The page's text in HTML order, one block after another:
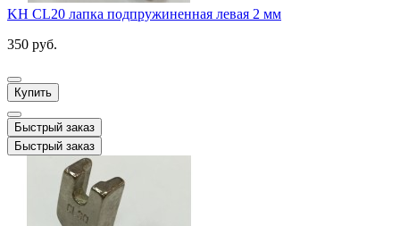
KH CL20 лапка подпружиненная левая 2 мм
350 руб.
Купить
Быстрый заказ
Быстрый заказ